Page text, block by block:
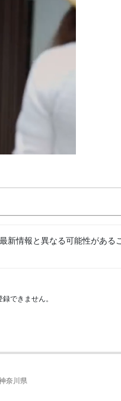
新情報と異なる可能性がある
できません。
奈川県